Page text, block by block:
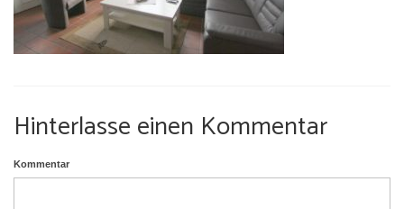
Umgebung
Hinterlasse einen Kommentar
Kommentar